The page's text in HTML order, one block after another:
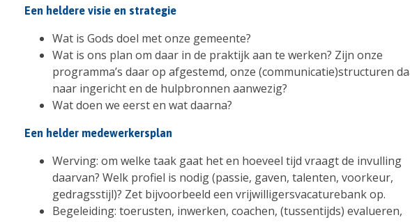
Een heldere visie en strategie
Wat is Gods doel met onze gemeente?
Wat is ons plan om daar in de praktijk aan te werken? Zijn onze
programma’s daar op afgestemd, onze (communicatie)structuren
naar ingericht en de hulpbronnen aanwezig?
Wat doen we eerst en wat daarna?
Een helder medewerkersplan
Werving: om welke taak gaat het en hoeveel tijd vraagt de invulling
daarvan? Welk profiel is nodig (passie, gaven, talenten, voorkeur,
gedragsstijl)? Zet bijvoorbeeld een vrijwilligersvacaturebank op.
Begeleiding: toerusten, inwerken, coachen, (tussentijds) evalueren,